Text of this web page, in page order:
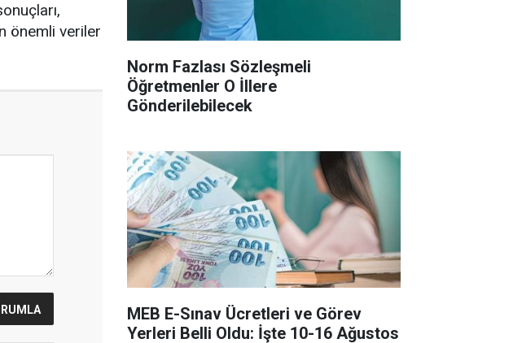
önemli veriler
Norm Fazlası Sözleşmeli
Öğretmenler O İllere
Gönderilebilecek
MEB E-Sınav Ücretleri ve Görev
Yerleri Belli Oldu: İşte 10-16 Ağustos